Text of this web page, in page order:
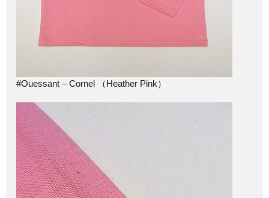
#Ouessant – Cornel （Heather Pink）